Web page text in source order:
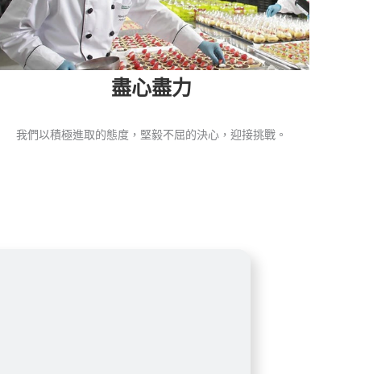
盡心盡力
我們以積極進取的態度，堅毅不屈的決心，迎接挑戰。